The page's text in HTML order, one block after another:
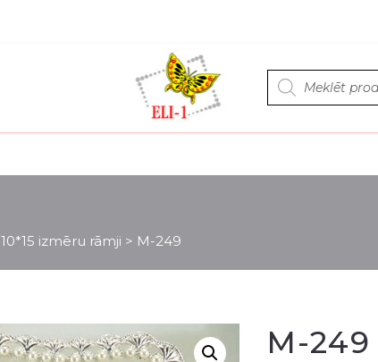
Products
search
10*15 izmēru rāmji > M-249
M-249